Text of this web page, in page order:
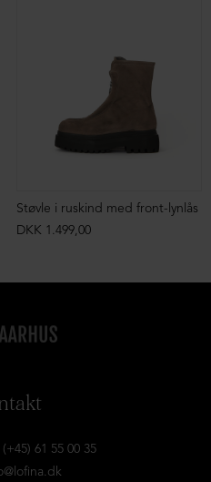
Støvle i ruskind med front-lynlås
DKK 1.499,00
61 55 00 35